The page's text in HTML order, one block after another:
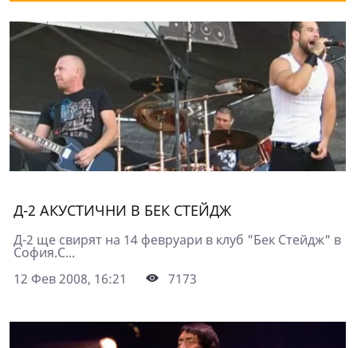
Д-2 АКУСТИЧНИ В БЕК СТЕЙДЖ
Д-2 ще свирят на 14 февруари в клуб "Бек Стейдж" в
София.С...
12 Фев 2008, 16:21
7173